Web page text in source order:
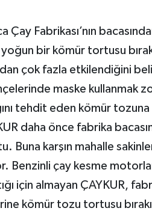
Çay Fabrikası’nın
bir kömür tortusu
çok fazla etkilendiğini
maske kullanmak
tehdit eden kömür
daha önce fabrika
Buna karşın mahalle
Benzinli çay kesme
için almayan ÇAYKUR,
kömür tozu tortusu